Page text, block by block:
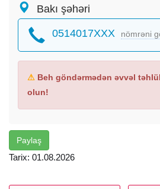
Qiymətə daxildir:Aviabilet
(gediş-dönüş + 23 kq baqaj) 4-5★
Komfortlu nəqliyyat
Peşəkar bələdçi
Səhər yeməyi
Əshabi-Kəhf
Əlincə Qalası
Xan Sarayı
Bakı şəhəri
0514017XXX nömrəni
⚠ Beh göndərmədən əvvəl
olun!
Paylaş
Tarix: 01.08.2026